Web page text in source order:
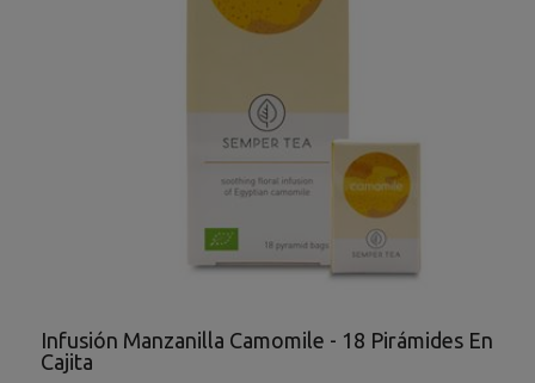
Infusión Manzanilla Camomile - 18 Pirámides En
Cajita